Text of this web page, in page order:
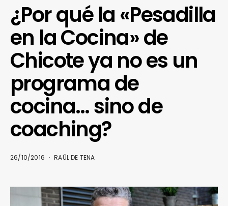
¿Por qué la «Pesadilla
en la Cocina» de
Chicote ya no es un
programa de
cocina… sino de
coaching?
26/10/2016 RAÜL DE TENA